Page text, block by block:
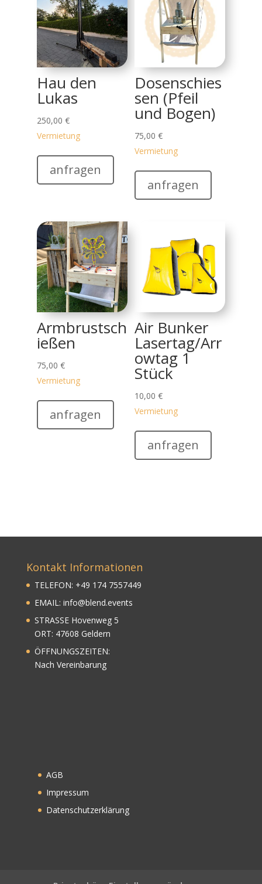
Hau den
Lukas
250,00 €
Vermietung
anfragen
Dosenschies
sen (Pfeil
und Bogen)
75,00€
Vermietung
anfragen
Armbrustsch
ießen
75,00 €
Vermietung
anfragen
Air Bunker
Lasertag/Arr
owtag 1
Stück
10,00€
Vermietung
anfragen
Kontakt Informationen
TELEFON: +49 174 7557449
EMAIL: info@blend.events
STRASSE Hovenweg 5
ORT: 47608 Geldern
ÖFFNUNGSZEITEN:
Nach Vereinbarung
AGB
Impressum
Datenschutzerklärung